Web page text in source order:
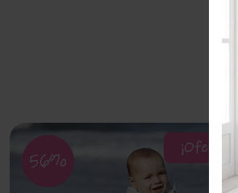
¡Oferta!
56%